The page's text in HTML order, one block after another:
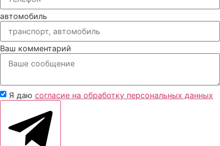
автомобиль
Ваш комментарий
Я даю согласие на обработку персональных данных